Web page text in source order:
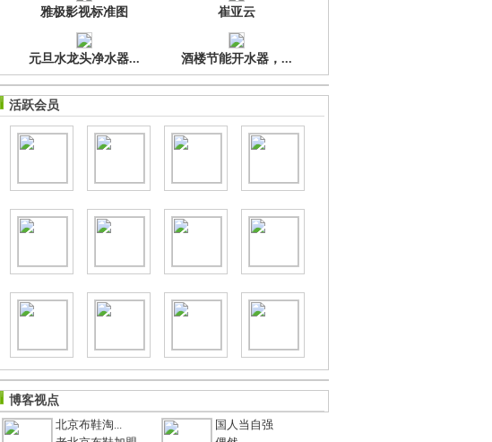
雅极影视标准图 崔亚云
元旦水龙头净水器... 酒楼节能开水器，...
活跃会员
博客视点
北京布鞋淘...
国人当自强